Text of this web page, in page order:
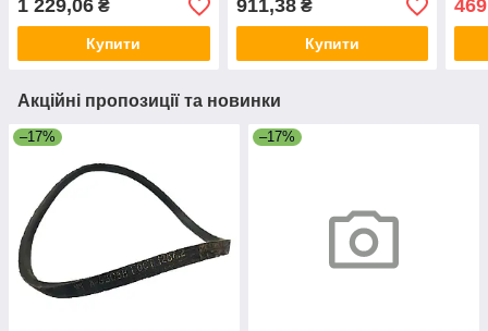
1 229,06 ₴
Купити
911,38₴
Купити
Акційні пропозиції та новинки
–17% –17%